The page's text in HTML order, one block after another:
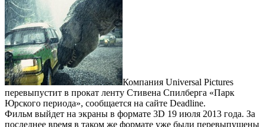
Компания Universal Pictures
перевыпустит в прокат ленту Стивена Спилберга «Парк
Юрского периода», сообщается на сайте Deadline.
Фильм выйдет на экраны в формате 3D 19 июля 2013 года. За
последнее время в таком же формате уже были перевыпущены